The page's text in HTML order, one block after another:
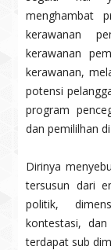
menghambat
kerawanan
kerawanan
kerawanan,
potensi
program
dan pemililhan
Dirinya
tersusun dari
politik,
kontestasi,
terdapat sub